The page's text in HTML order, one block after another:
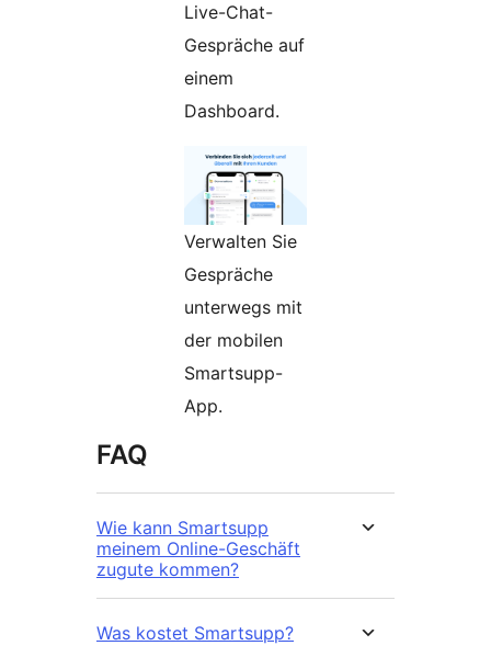
Live-Chat-
Gespräche auf
einem
Dashboard.
Verwalten Sie
Gespräche
unterwegs mit
der mobilen
Smartsupp-
App.
FAQ
Wie kann Smartsupp
meinem Online-Geschäft
zugute kommen?
Was kostet Smartsupp?